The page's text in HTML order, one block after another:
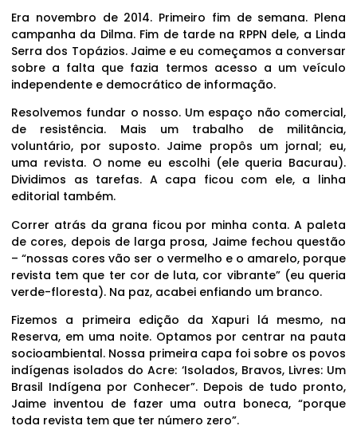
Era novembro de 2014. Primeiro fim de semana. Plena
campanha da Dilma. Fim de tarde na RPPN dele, a Linda
Serra dos Topázios. Jaime e eu começamos a conversar
sobre a falta que fazia termos acesso a um veículo
independente e democrático de informação.
Resolvemos fundar o nosso. Um espaço não comercial,
de resistência. Mais um trabalho de militância,
voluntário, por suposto. Jaime propôs um jornal; eu,
uma revista. O nome eu escolhi (ele queria Bacurau).
Dividimos as tarefas. A capa ficou com ele, a linha
editorial também.
Correr atrás da grana ficou por minha conta. A paleta
de cores, depois de larga prosa, Jaime fechou questão
– “nossas cores vão ser o vermelho e o amarelo, porque
revista tem que ter cor de luta, cor vibrante” (eu queria
verde-floresta). Na paz, acabei enfiando um branco.
Fizemos a primeira edição da Xapuri lá mesmo, na
Reserva, em uma noite. Optamos por centrar na pauta
socioambiental. Nossa primeira capa foi sobre os povos
indígenas isolados do Acre: ‘Isolados, Bravos, Livres: Um
Brasil Indígena por Conhecer”. Depois de tudo pronto,
Jaime inventou de fazer uma outra boneca, “porque
toda revista tem que ter número zero”.